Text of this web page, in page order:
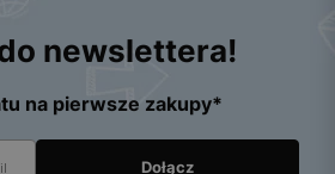
newslettera!
na pierwsze zakupy*